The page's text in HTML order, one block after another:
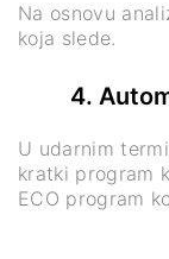
Na osnovu
koja slede.
4.
U udarnim
kratki program
ECO program